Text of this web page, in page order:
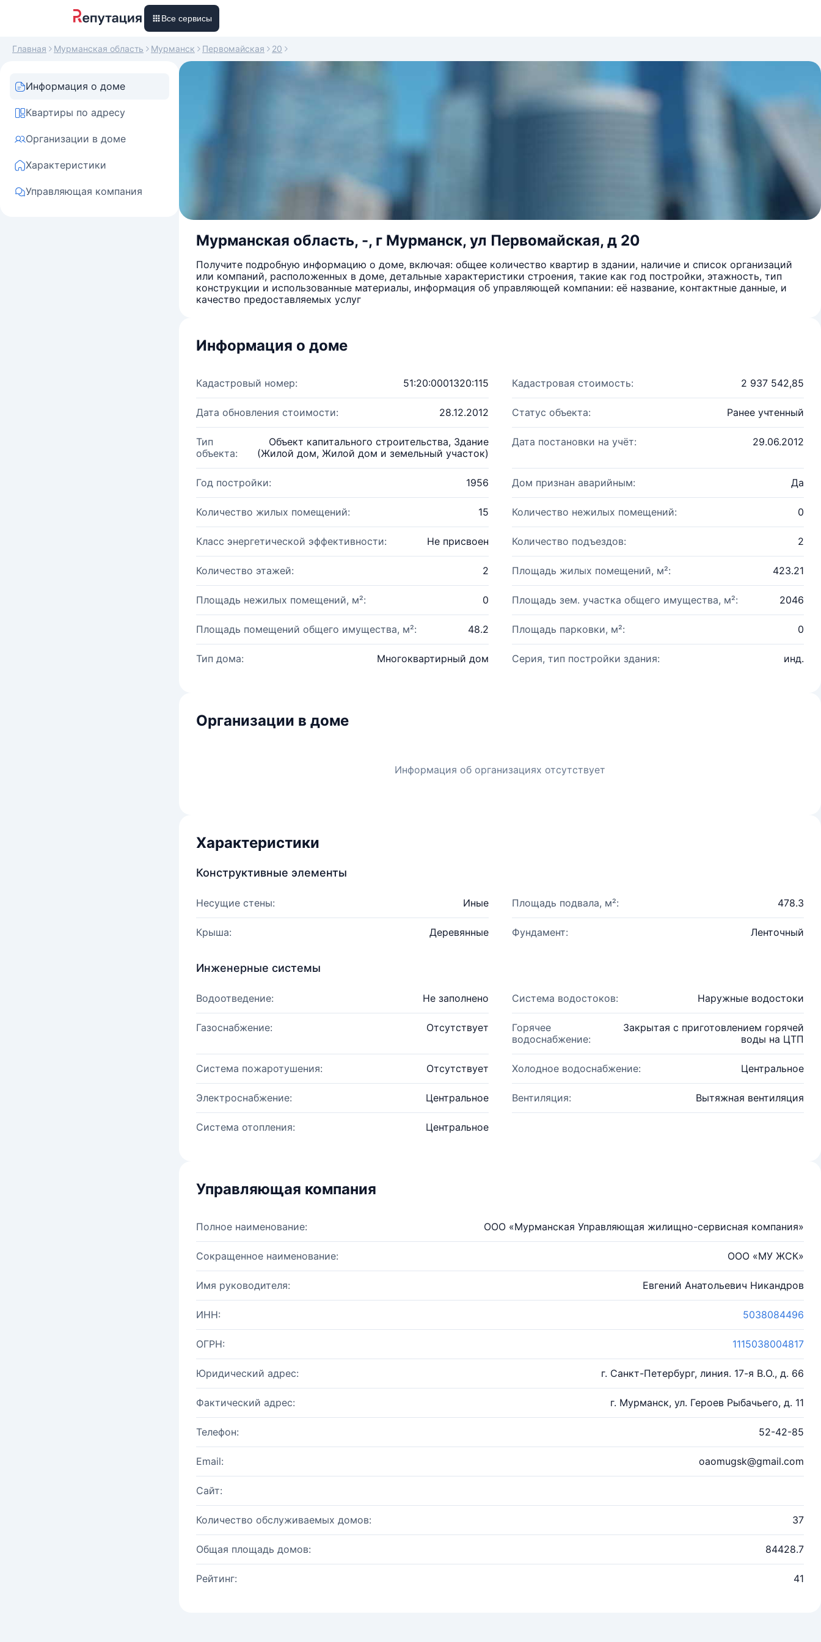
Все сервисы
Главная Мурманская область Мурманск Первомайская 20
Информация о доме
Квартиры по адресу
Организации в доме
Характеристики
Управляющая компания
Мурманская область, -, г Мурманск, ул Первомайская, д 20
Получите подробную информацию о доме, включая: общее количество квартир в здании, наличие и список организаций
или компаний, расположенных в доме, детальные характеристики строения, такие как год постройки, этажность, тип
конструкции и использованные материалы, информация об управляющей компании: её название, контактные данные, и
качество предоставляемых услуг
Информация о доме
Кадастровый номер: 51:20:0001320:115 Кадастровая стоимость: 2 937 542,85
Дата обновления стоимости: 28.12.2012 Статус объекта: Ранее учтенный
Тип
объекта:
Объект капитального строительства, Здание
(Жилой дом, Жилой дом и земельный участок)
Дата постановки на учёт: 29.06.2012
Год постройки: 1956 Дом признан аварийным: Да
Количество жилых помещений: 15 Количество нежилых помещений: 0
Класс энергетической эффективности: Не присвоен Количество подъездов: 2
Количество этажей: 2 Площадь жилых помещений, м²: 423.21
Площадь нежилых помещений, м²: 0 Площадь зем. участка общего имущества, м²: 2046
Площадь помещений общего имущества, м²: 48.2 Площадь парковки, м²: 0
Тип дома: Многоквартирный дом Серия, тип постройки здания: инд.
Организации в доме
Информация об организациях отсутствует
Характеристики
Конструктивные элементы
Несущие стены: Иные Площадь подвала, м²: 478.3
Крыша: Деревянные Фундамент: Ленточный
Инженерные системы
Водоотведение: Не заполнено Система водостоков: Наружные водостоки
Газоснабжение: Отсутствует
Горячее
водоснабжение:
Закрытая с приготовлением горячей
воды на ЦТП
Система пожаротушения: Отсутствует Холодное водоснабжение: Центральное
Электроснабжение: Центральное Вентиляция: Вытяжная вентиляция
Система отопления: Центральное
Управляющая компания
Полное наименование: ООО «Мурманская Управляющая жилищно-сервисная компания»
Сокращенное наименование: ООО «МУ ЖСК»
Имя руководителя: Евгений Анатольевич Никандров
ИНН: 5038084496
ОГРН: 1115038004817
Юридический адрес: г. Санкт-Петербург, линия. 17-я В.О., д. 66
Фактический адрес: г. Мурманск, ул. Героев Рыбачьего, д. 11
Телефон: 52-42-85
Email: oaomugsk@gmail.com
Сайт:
Количество обслуживаемых домов: 37
Общая площадь домов: 84428.7
Рейтинг: 41